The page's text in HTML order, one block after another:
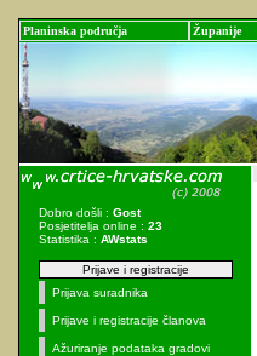
Planinska područja Županije
Dobro došli : Gost
Posjetitelja online : 23
Statistika : AWstats
Prijave i registracije
Prijava suradnika
Prijave i registracije članova
Ažuriranje podataka gradovi